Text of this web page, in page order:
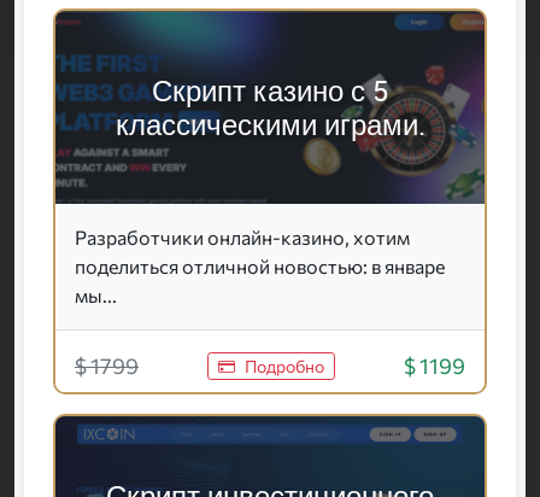
Скрипт казино с 5
классическими играми.
Разработчики онлайн-казино, хотим
поделиться отличной новостью: в январе
мы...
$ 1799 Подробно $ 1199